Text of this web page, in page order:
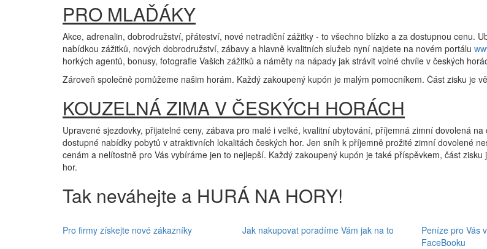
PRO MLAĎÁKY
Akce, adrenalin, dobrodružství, přáteství, nové netradiční zážitky - to všechno blízko a za dostupnou cenu.
nabídkou zážitků, nových dobrodružství, zábavy a hlavně kvalitních služeb nyní najdete na novém portálu
horkých agentů, bonusy, fotografie Vašich zážitků a náměty na nápady jak strávit volné chvíle v českých
Zároveň společně pomůžeme našim horám. Každý zakoupený kupón je malým pomocníkem. Část zisku je
KOUZELNÁ ZIMA V ČESKÝCH HORÁCH
Upravené sjezdovky, přijatelné ceny, zábava pro malé i velké, kvalitní ubytování, příjemná zimní dovolená na
dostupné nabídky pobytů v atraktivních lokalitách českých hor. Jen sníh k příjemně prožité zimní dovolené
cenám a nelítostně pro Vás vybíráme jen to nejlepší. Každý zakoupený kupón je také příspěvkem, část
hor.
Tak neváhejte a HURÁ NA HORY!
Pro firmy získejte nové zákazníky Jak nakupovatporadíme Vám jak na to Peníze pro Vás
FaceBooku